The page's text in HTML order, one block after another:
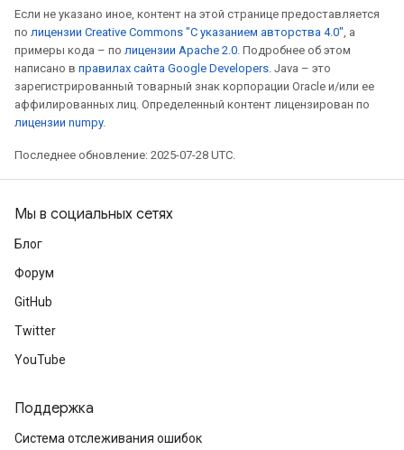
Если не указано иное, контент на этой странице предоставляется
по лицензии Creative Commons "С указанием авторства 4.0", а
примеры кода – по лицензии Apache 2.0. Подробнее об этом
написано в правилах сайта Google Developers. Java – это
зарегистрированный товарный знак корпорации Oracle и/или ее
аффилированных лиц. Определенный контент лицензирован по
лицензии numpy.
Последнее обновление: 2025-07-28 UTC.
Мы в социальных сетях
Блог
Форум
GitHub
Twitter
YouTube
Поддержка
Система отслеживания ошибок